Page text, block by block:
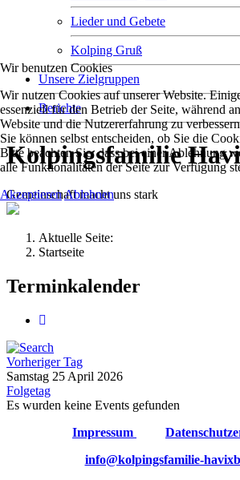
Lieder und Gebete
Kolping Gruß
Unsere Zielgruppen
Berichte
Kolpingsfamilie
Gemeinschaft macht uns stark
Aktuelle Seite:
Startseite
Terminkalender
Vorheriger Tag
Samstag 25 April 2026
Folgetag
Es wurden keine Events gefunden
Impressum
info@kolpingsfamilie-
Wir benutzen Cookies
Wir nutzen Cookies auf unserer Website.
essenziell für den Betrieb der Seite, während
Website und die Nutzererfahrung zu
Sie können selbst entscheiden, ob Sie die
Bitte beachten Sie, dass bei einer Ablehnung
alle Funktionalitäten der Seite zur Verfügung
AkzeptierenAblehnen